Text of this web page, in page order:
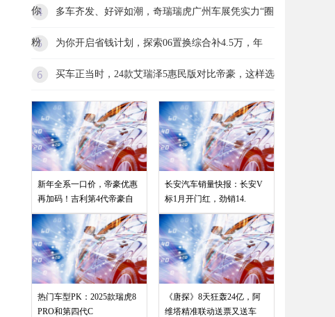
你 多车齐发、好评如潮，奇瑞瑞虎广州车展凭实力“圈
粉 为你开启省钱计划，探索06置换综合补4.5万，年
买车正当时，24款艾瑞泽5惠民版对比帝豪，这样选
新年全系一口价，帝豪优惠
再加码！吉利第4代帝豪自
热门车型PK：2025款瑞虎8
PRO和第四代C
长安汽车销量快报：长安V
标1月开门红，劲销14.
《唐探》8天狂轰24亿，阿
维塔精准联动送票又送车